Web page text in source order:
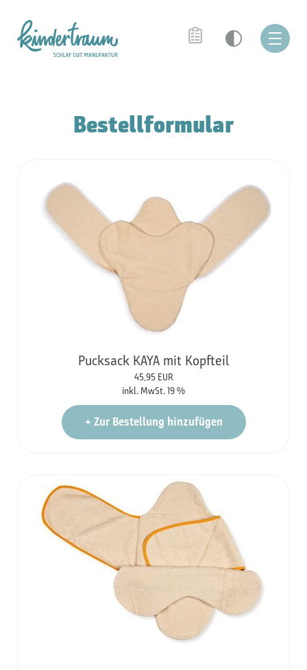
Bestellformular
Pucksack KAYA mit Kopfteil
45,95 EUR
inkl. MwSt. 19 %
+ Zur Bestellung hinzufügen